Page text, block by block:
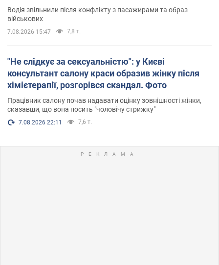
Водія звільнили після конфлікту з пасажирами та образ
військових
7.08.2026 15:47 7,8 т.
"Не слідкує за сексуальністю": у Києві
консультант салону краси образив жінку після
хімієтерапії, розгорівся скандал. Фото
Працівник салону почав надавати оцінку зовнішності жінки,
сказавши, що вона носить "чоловічу стрижку"
7.08.2026 22:11 7,6 т.